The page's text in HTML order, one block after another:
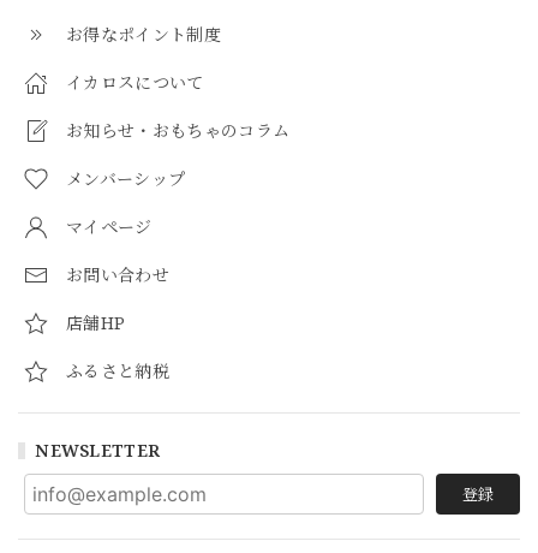
お得なポイント制度
イカロスについて
お知らせ・おもちゃのコラム
メンバーシップ
マイページ
お問い合わせ
店舗HP
ふるさと納税
NEWSLETTER
登録